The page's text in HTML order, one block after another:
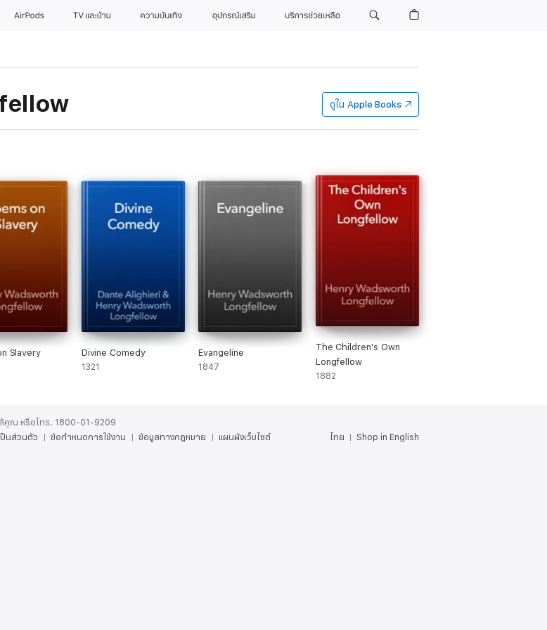
AirPods TV และบ้าน ความบันเทิง อุปกรณ์เสริม บริการช่วยเหลือ
ดูใน Apple Books
Slavery Divine Comedy
1321
Evangeline
1847
The Children's Own
Longfellow
1882
คุณ หรือโทร. 1800-01-9209
ไทย
Shop in English
นส่วนตัว ข้อกำหนดการใช้งาน ข้อมูลทางกฎหมาย แผนผังเว็บไซต์